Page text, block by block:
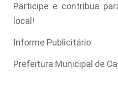
Participe e contribua
local!
Informe Publicitário
Prefeitura Municipal de